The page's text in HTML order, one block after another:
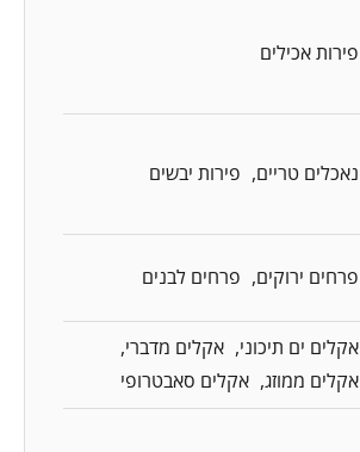
פירות אכילים
נאכלים טריים פירות יבשים
פרחים ירוקים פרחים לבנים
אקלים ים תיכוני
אקלים מדברי
אקלים ממוזג אקלים סאבטרופי